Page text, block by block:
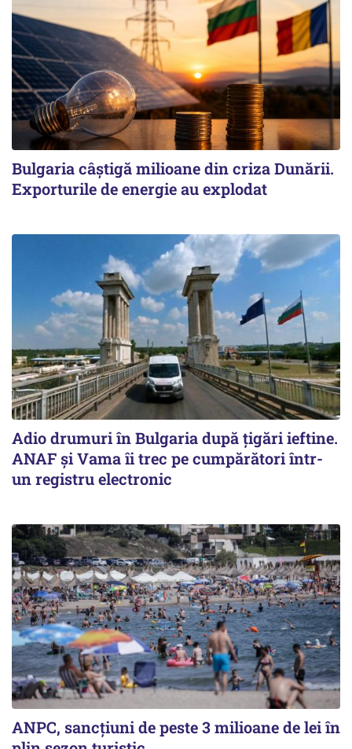
Bulgaria câștigă milioane din criza Dunării.
Exporturile de energie au explodat
Adio drumuri în Bulgaria după țigări ieftine.
ANAF și Vama îi trec pe cumpărători într-
un registru electronic
ANPC, sancțiuni de peste 3 milioane de lei în